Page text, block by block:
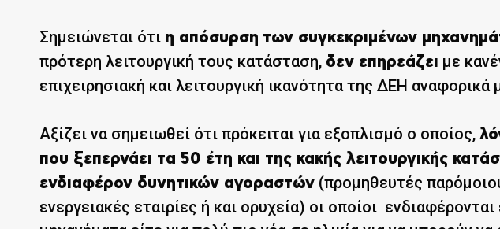
Σημειώνεται ότι η απόσυρση των συγκεκριμένων
πρότερη λειτουργική τους κατάσταση, δεν επηρεάζει με
επιχειρησιακή και λειτουργική ικανότητα της ΔΕΗ αναφορικά
Αξίζει να σημειωθεί ότι πρόκειται για εξοπλισμό ο οποίος,
που ξεπερνάει τα 50 έτη και της κακής λειτουργικής
ενδιαφέρον δυνητικών αγοραστών (προμηθευτές
ενεργειακές εταιρίες ή και ορυχεία) οι οποίοι ενδιαφέρονται